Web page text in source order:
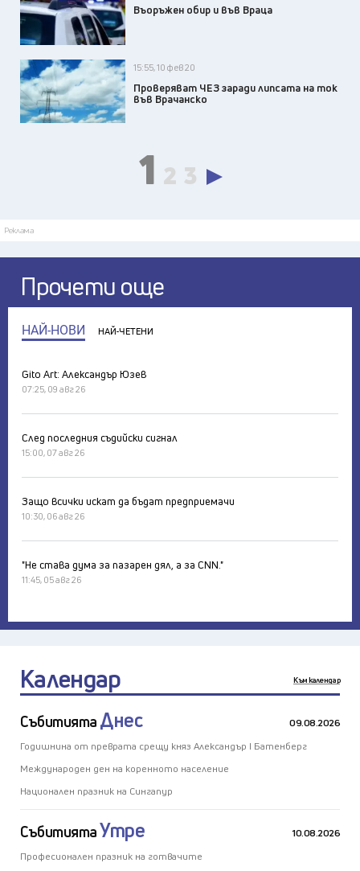
Въоръжен обир и във Враца
15:55, 10 фев 20
Проверяват ЧЕЗ заради липсата на ток
във Врачанско
1 2 3
Реклама
Прочети още
НАЙ-НОВИ НАЙ-ЧЕТЕНИ
Gito Art: Александър Юзев
07:25, 09 авг 26
След последния съдийски сигнал
15:00, 07 авг 26
Защо всички искат да бъдат предприемачи
10:30, 06 авг 26
"Не става дума за пазарен дял, а за CNN."
11:45, 05 авг 26
Календар Към календар
Събитията Днес
09.08.2026
Годишнина от преврата срещу княз Александър I Батенберг
Международен ден на коренното население
Национален празник на Сингапур
СъбитиятаУтре
10.08.2026
Професионален празник на готвачите